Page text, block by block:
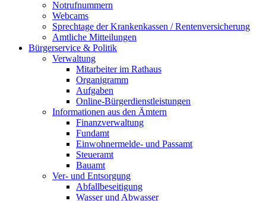
Notrufnummern
Webcams
Sprechtage der Krankenkassen / Rentenversicherung
Amtliche Mitteilungen
Bürgerservice & Politik
Verwaltung
Mitarbeiter im Rathaus
Organigramm
Aufgaben
Online-Bürgerdienstleistungen
Informationen aus den Ämtern
Finanzverwaltung
Fundamt
Einwohnermelde- und Passamt
Steueramt
Bauamt
Ver- und Entsorgung
Abfallbeseitigung
Wasser und Abwasser